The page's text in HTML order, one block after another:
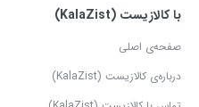
با کالازیست (KalaZist)
صفحه‌ی اصلی
درباره‌ی کالازیست (KalaZist)